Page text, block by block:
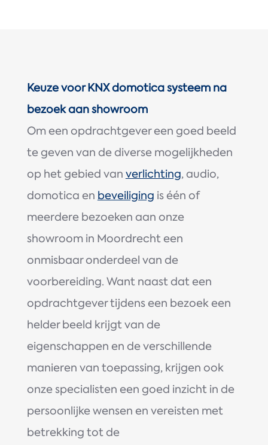
Keuze voor KNX domotica systeem na
bezoek aan showroom
Om een opdrachtgever een goed beeld
te geven van de diverse mogelijkheden
op het gebied van verlichting, audio,
domotica en beveiliging is één of
meerdere bezoeken aan onze
showroom in Moordrecht een
onmisbaar onderdeel van de
voorbereiding. Want naast dat een
opdrachtgever tijdens een bezoek een
helder beeld krijgt van de
eigenschappen en de verschillende
manieren van toepassing, krijgen ook
onze specialisten een goed inzicht in de
persoonlijke wensen en vereisten met
betrekking tot de